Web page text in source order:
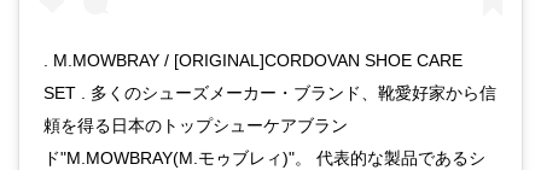
. M.MOWBRAY / [ORIGINAL]CORDOVAN SHOE CARE
SET . 多くのシューズメーカー・ブランド、靴愛好家から信
頼を得る日本のトップシューケアブラン
ド"M.MOWBRAY(M.モゥブレィ)"。 代表的な製品であるシ